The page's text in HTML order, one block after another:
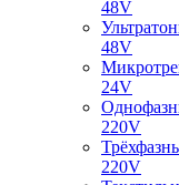
48V
48V
24V
220V
220V